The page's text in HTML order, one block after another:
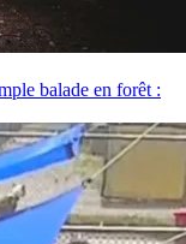
balade en forêt :